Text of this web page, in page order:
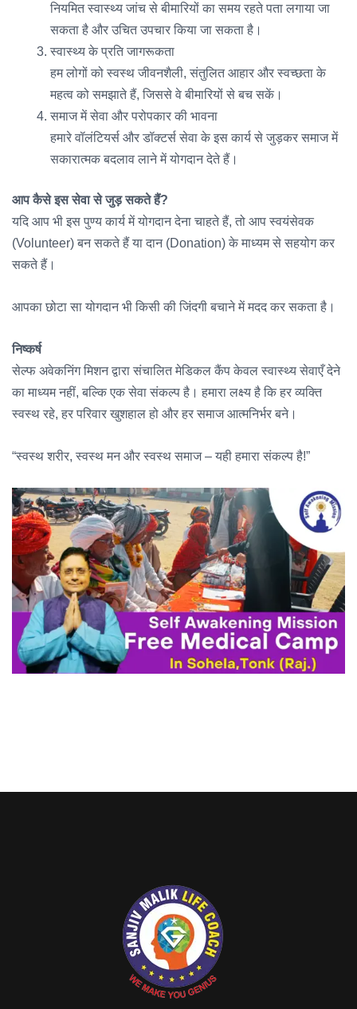
नियमित स्वास्थ्य जांच से बीमारियों का समय रहते पता लगाया जा
सकता है और उचित उपचार किया जा सकता है।
स्वास्थ्य के प्रति जागरूकता
हम लोगों को स्वस्थ जीवनशैली, संतुलित आहार और स्वच्छता के
महत्व को समझाते हैं, जिससे वे बीमारियों से बच सकें।
समाज में सेवा और परोपकार की भावना
हमारे वॉलंटियर्स और डॉक्टर्स सेवा के इस कार्य से जुड़कर समाज में
सकारात्मक बदलाव लाने में योगदान देते हैं।
आप कैसे इस सेवा से जुड़ सकते हैं?
यदि आप भी इस पुण्य कार्य में योगदान देना चाहते हैं, तो आप स्वयंसेवक
(Volunteer) बन सकते हैं या दान (Donation) के माध्यम से सहयोग कर
सकते हैं।
आपका छोटा सा योगदान भी किसी की जिंदगी बचाने में मदद कर सकता है।
निष्कर्ष
सेल्फ अवेकनिंग मिशन द्वारा संचालित मेडिकल कैंप केवल स्वास्थ्य सेवाएँ देने
का माध्यम नहीं, बल्कि एक सेवा संकल्प है। हमारा लक्ष्य है कि हर व्यक्ति
स्वस्थ रहे, हर परिवार खुशहाल हो और हर समाज आत्मनिर्भर बने।
“स्वस्थ शरीर, स्वस्थ मन और स्वस्थ समाज – यही हमारा संकल्प है!”